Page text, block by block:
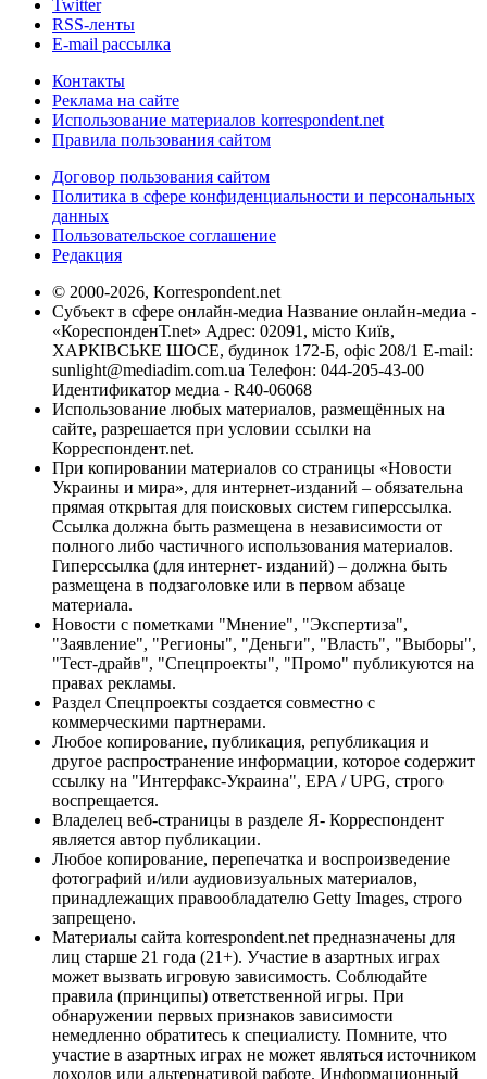
Twitter
RSS-ленты
E-mail рассылка
Контакты
Реклама на сайте
Использование материалов korrespondent.net
Правила пользования сайтом
Договор пользования сайтом
Политика в сфере конфиденциальности и персональных
данных
Пользовательское соглашение
Редакция
© 2000-2026, Korrespondent.net
Субъект в сфере онлайн-медиа Название онлайн-медиа -
«КореспонденТ.net» Адрес: 02091, місто Київ,
ХАРКІВСЬКЕ ШОСЕ, будинок 172-Б, офіс 208/1 E-mail:
sunlight@mediadim.com.ua Телефон: 044-205-43-00
Идентификатор медиа - R40-06068
Использование любых материалов, размещённых на
сайте, разрешается при условии ссылки на
Корреспондент.net.
При копировании материалов со страницы «Новости
Украины и мира», для интернет-изданий – обязательна
прямая открытая для поисковых систем гиперссылка.
Ссылка должна быть размещена в независимости от
полного либо частичного использования материалов.
Гиперссылка (для интернет- изданий) – должна быть
размещена в подзаголовке или в первом абзаце
материала.
Новости с пометками "Мнение", "Экспертиза",
"Заявление", "Регионы", "Деньги", "Власть", "Выборы",
"Тест-драйв", "Спецпроекты", "Промо" публикуются на
правах рекламы.
Раздел Спецпроекты создается совместно с
коммерческими партнерами.
Любое копирование, публикация, републикация и
другое распространение информации, которое содержит
ссылку на "Интерфакс-Украина", EPA / UPG, строго
воспрещается.
Владелец веб-страницы в разделе Я- Корреспондент
является автор публикации.
Любое копирование, перепечатка и воспроизведение
фотографий и/или аудиовизуальных материалов,
принадлежащих правообладателю Getty Images, строго
запрещено.
Материалы сайта korrespondent.net предназначены для
лиц старше 21 года (21+). Участие в азартных играх
может вызвать игровую зависимость. Соблюдайте
правила (принципы) ответственной игры. При
обнаружении первых признаков зависимости
немедленно обратитесь к специалисту. Помните, что
участие в азартных играх не может являться источником
доходов или альтернативой работе. Информационный